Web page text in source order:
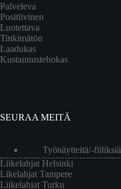
Palveleva
Positiivinen
Luotettava
Tinkimätön
Laadukas
Kustannustehokas
SEURAA MEITÄ
Työnäytteitä/-fiiliksiä
Liikelahjat Helsinki
Likelahjat Tampere
Liikelahjat Turku